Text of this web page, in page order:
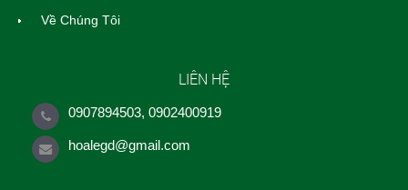
Về Chúng Tôi
LIÊN HỆ
0907894503, 0902400919
hoalegd@gmail.com